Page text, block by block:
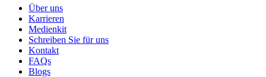
Über uns
Karrieren
Medienkit
Schreiben Sie für uns
Kontakt
FAQs
Blogs